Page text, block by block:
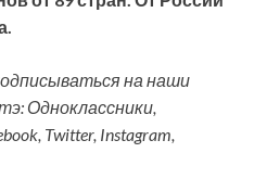
на наши
Одноклассники,
Twitter, Instagram,